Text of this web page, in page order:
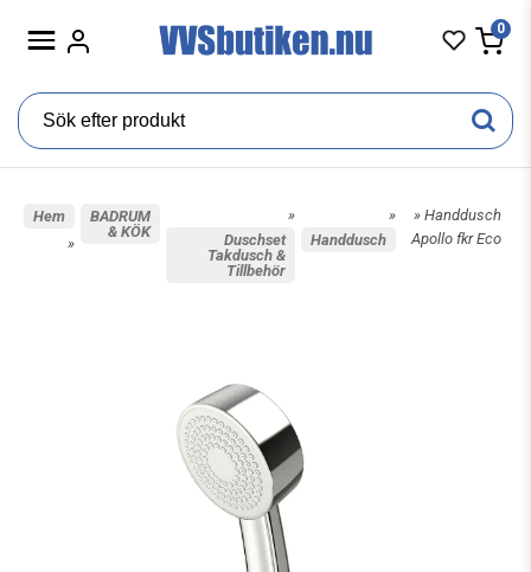
0
Hem
»
BADRUM
& KÖK
»
Duschset
Takdusch &
Tillbehör
»
Handdusch
» Handdusch
Apollo fkr Eco